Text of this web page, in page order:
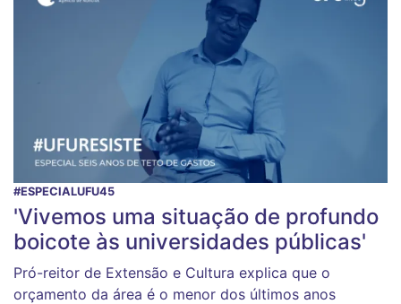
#ESPECIALUFU45
'Vivemos uma situação de profundo
boicote às universidades públicas'
Pró-reitor de Extensão e Cultura explica que o
orçamento da área é o menor dos últimos anos